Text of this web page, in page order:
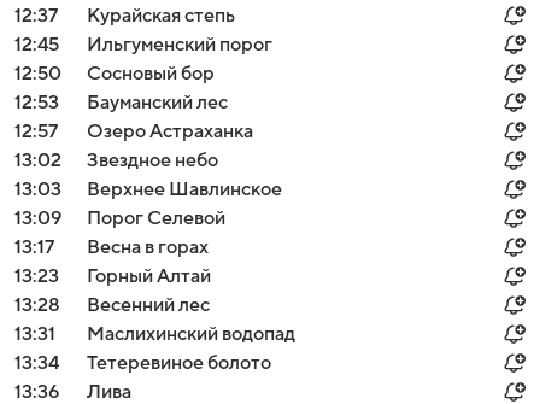
12:37
Курайская степь
12:45
Ильгуменский порог
12:50
Сосновый бор
12:53
Бауманский лес
12:57
Озеро Астраханка
13:02
Звездное небо
13:03
Верхнее Шавлинское
13:09
Порог Селевой
13:17
Весна в горах
13:23
Горный Алтай
13:28
Весенний лес
13:31
Маслихинский водопад
13:34
Тетеревиное болото
13:36
Лива